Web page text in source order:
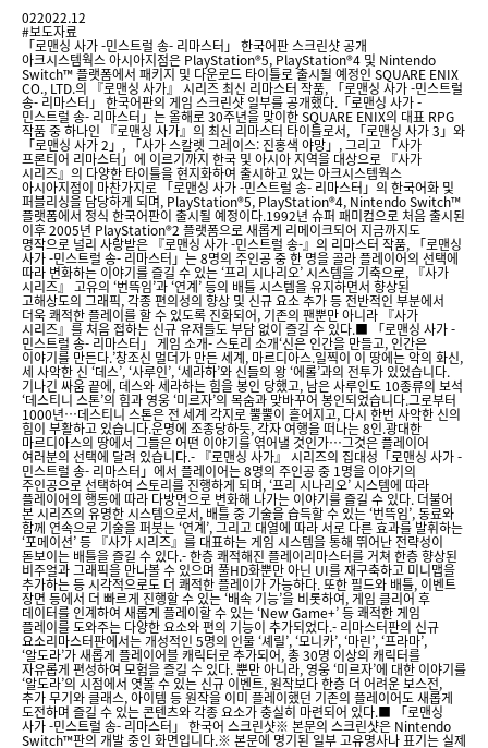
022022.12
#보도자료
「로맨싱 사가 -민스트럴 송- 리마스터」 한국어판 스크린샷 공개
아크시스템웍스 아시아지점은 PlayStation®5, PlayStation®4 및 Nintendo
Switch™ 플랫폼에서 패키지 및 다운로드 타이틀로 출시될 예정인 SQUARE ENIX
CO., LTD.의 『로맨싱 사가』 시리즈 최신 리마스터 작품, 「로맨싱 사가 -민스트럴
송- 리마스터」 한국어판의 게임 스크린샷 일부를 공개했다.「로맨싱 사가 -
민스트럴 송- 리마스터」는 올해로 30주년을 맞이한 SQUARE ENIX의 대표 RPG
작품 중 하나인 『로맨싱 사가』의 최신 리마스터 타이틀로서, 「로맨싱 사가 3」와
「로맨싱 사가 2」, 「사가 스칼렛 그레이스: 진홍색 야망」, 그리고 「사가
프론티어 리마스터」에 이르기까지 한국 및 아시아 지역을 대상으로 『사가
시리즈』의 다양한 타이틀을 현지화하여 출시하고 있는 아크시스템웍스
아시아지점이 마찬가지로 「로맨싱 사가 -민스트럴 송- 리마스터」의 한국어화 및
퍼블리싱을 담당하게 되며, PlayStation®5, PlayStation®4, Nintendo Switch™
플랫폼에서 정식 한국어판이 출시될 예정이다.1992년 슈퍼 패미컴으로 처음 출시된
이후 2005년 PlayStation®2 플랫폼으로 새롭게 리메이크되어 지금까지도
명작으로 널리 사랑받은 『로맨싱 사가 -민스트럴 송-』의 리마스터 작품, 「로맨싱
사가 -민스트럴 송- 리마스터」는 8명의 주인공 중 한 명을 골라 플레이어의 선택에
따라 변화하는 이야기를 즐길 수 있는 ‘프리 시나리오’ 시스템을 기축으로, 『사가
시리즈』 고유의 ‘번뜩임’과 ‘연계’ 등의 배틀 시스템을 유지하면서 향상된
고해상도의 그래픽, 각종 편의성의 향상 및 신규 요소 추가 등 전반적인 부분에서
더욱 쾌적한 플레이를 할 수 있도록 진화되어, 기존의 팬뿐만 아니라 『사가
시리즈』를 처음 접하는 신규 유저들도 부담 없이 즐길 수 있다.■ 「로맨싱 사가 -
민스트럴 송- 리마스터」 게임 소개- 스토리 소개‘신은 인간을 만들고, 인간은
이야기를 만든다.’창조신 멀더가 만든 세계, 마르디아스.일찍이 이 땅에는 악의 화신,
세 사악한 신 ‘데스’, ‘사루인’, ‘세라하’와 신들의 왕 ‘에롤’과의 전투가 있었습니다.
기나긴 싸움 끝에, 데스와 세라하는 힘을 봉인 당했고, 남은 사루인도 10종류의 보석
‘데스티니 스톤’의 힘과 영웅 ‘미르자’의 목숨과 맞바꾸어 봉인되었습니다.그로부터
1000년…데스티니 스톤은 전 세계 각지로 뿔뿔이 흩어지고, 다시 한번 사악한 신의
힘이 부활하고 있습니다.운명에 조종당하듯, 각자 여행을 떠나는 8인.광대한
마르디아스의 땅에서 그들은 어떤 이야기를 엮어낼 것인가…그것은 플레이어
여러분의 선택에 달려 있습니다.- 『로맨싱 사가』 시리즈의 집대성「로맨싱 사가 -
민스트럴 송- 리마스터」에서 플레이어는 8명의 주인공 중 1명을 이야기의
주인공으로 선택하여 스토리를 진행하게 되며, ‘프리 시나리오’ 시스템에 따라
플레이어의 행동에 따라 다방면으로 변화해 나가는 이야기를 즐길 수 있다. 더불어
본 시리즈의 유명한 시스템으로서, 배틀 중 기술을 습득할 수 있는 ‘번뜩임’, 동료와
함께 연속으로 기술을 퍼붓는 ‘연계’, 그리고 대열에 따라 서로 다른 효과를 발휘하는
‘포메이션’ 등 『사가 시리즈』를 대표하는 게임 시스템을 통해 뛰어난 전략성이
돋보이는 배틀을 즐길 수 있다.- 한층 쾌적해진 플레이리마스터를 거쳐 한층 향상된
비주얼과 그래픽을 만나볼 수 있으며 풀HD화뿐만 아닌 UI를 재구축하고 미니맵을
추가하는 등 시각적으로도 더 쾌적한 플레이가 가능하다. 또한 필드와 배틀, 이벤트
장면 등에서 더 빠르게 진행할 수 있는 ‘배속 기능’을 비롯하여, 게임 클리어 후
데이터를 인계하여 새롭게 플레이할 수 있는 ‘New Game+’ 등 쾌적한 게임
플레이를 도와주는 다양한 요소와 편의 기능이 추가되었다.- 리마스터판의 신규
요소리마스터판에서는 개성적인 5명의 인물 ‘셰릴’, ‘모니카’, ‘마린’, ‘프라마’,
‘알도라’가 새롭게 플레이어블 캐릭터로 추가되어, 총 30명 이상의 캐릭터를
자유롭게 편성하여 모험을 즐길 수 있다. 뿐만 아니라, 영웅 ‘미르자’에 대한 이야기를
‘알도라’의 시점에서 엿볼 수 있는 신규 이벤트, 원작보다 한층 더 어려운 보스전,
추가 무기와 클래스, 아이템 등 원작을 이미 플레이했던 기존의 플레이어도 새롭게
도전하며 즐길 수 있는 콘텐츠와 각종 요소가 충실히 마련되어 있다.■ 「로맨싱
사가 -민스트럴 송- 리마스터」 한국어 스크린샷※ 본문의 스크린샷은 Nintendo
Switch™판의 개발 중인 화면입니다.※ 본문에 명기된 일부 고유명사나 표기는 실제